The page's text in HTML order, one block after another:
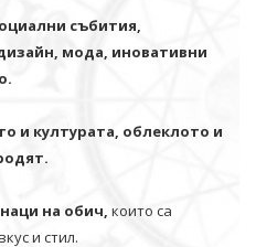
събития,
мода, иновативни
и културата, облеклото и
на обич, които са
и стил.